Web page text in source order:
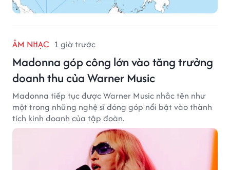
ÂM NHẠC 1 giờ trước
Madonna góp công lớn vào tăng trưởng
doanh thu của Warner Music
Madonna tiếp tục được Warner Music nhắc tên như
một trong những nghệ sĩ đóng góp nổi bật vào thành
tích kinh doanh của tập đoàn.